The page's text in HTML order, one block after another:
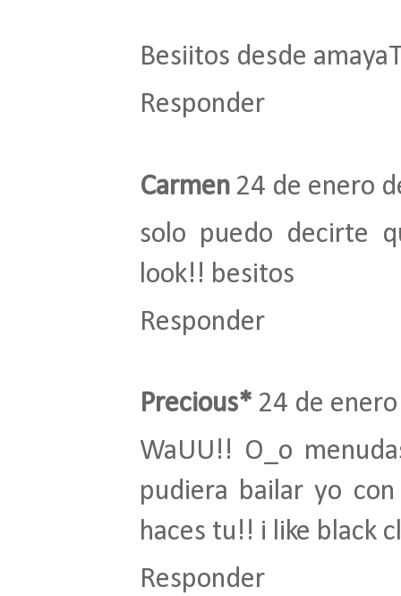
Besiitos desde
Responder
Carmen 24 de enero
solo puedo decirte
look!! besitos
Responder
Precious* 24 de
WaUU!! O_o
pudiera bailar yo
haces tu!! i like black
Responder